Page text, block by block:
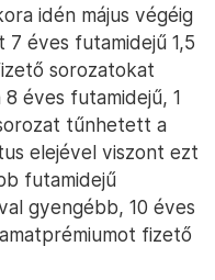
idén május végéig
éves futamidejű 1,5
sorozatokat
éves futamidejű, 1
tűnhetett a
elejével viszont ezt
futamidejű
gyengébb, 10 éves
fizető